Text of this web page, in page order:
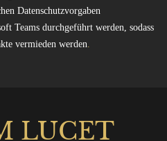
Datenschutzvorgaben
Teams durchgeführt werden, sodass
vermieden werden.
LUCET